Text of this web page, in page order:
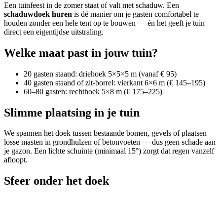
Een tuinfeest in de zomer staat of valt met schaduw. Een
schaduwdoek huren is dé manier om je gasten comfortabel te
houden zonder een hele tent op te bouwen — én het geeft je tuin
direct een eigentijdse uitstraling.
Welke maat past in jouw tuin?
20 gasten staand: driehoek 5×5×5 m (vanaf € 95)
40 gasten staand of zit-borrel: vierkant 6×6 m (€ 145–195)
60–80 gasten: rechthoek 5×8 m (€ 175–225)
Slimme plaatsing in je tuin
We spannen het doek tussen bestaande bomen, gevels of plaatsen
losse masten in grondhulzen of betonvoeten — dus geen schade aan
je gazon. Een lichte schuinte (minimaal 15°) zorgt dat regen vanzelf
afloopt.
Sfeer onder het doek